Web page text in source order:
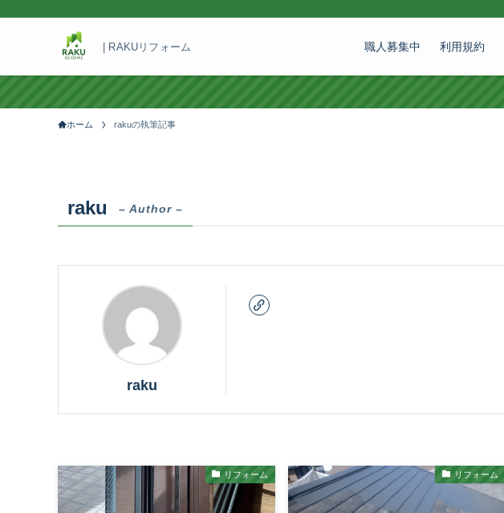
| RAKUリフォーム 職人募集中 利用規約
ホーム rakuの執筆記事
raku – Author –
raku
リフォーム リフォーム